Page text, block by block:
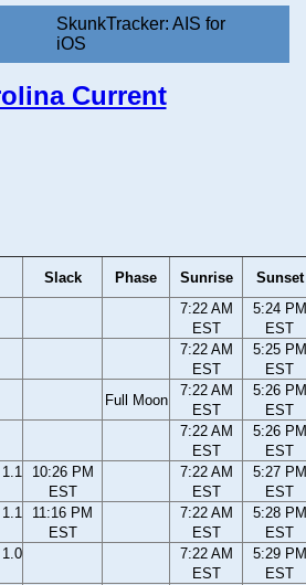
SkunkTracker: AIS for
iOS
Current
Slack Phase Sunrise Sunset
7:22 AM
EST
5:24 PM
EST
7:22 AM
EST
5:25 PM
EST
Full Moon
7:22 AM
EST
5:26 PM
EST
7:22 AM
EST
5:26 PM
EST
10:26 PM
EST
7:22 AM
EST
5:27 PM
EST
11:16 PM
EST
7:22 AM
EST
5:28 PM
EST
7:22 AM
EST
5:29 PM
EST